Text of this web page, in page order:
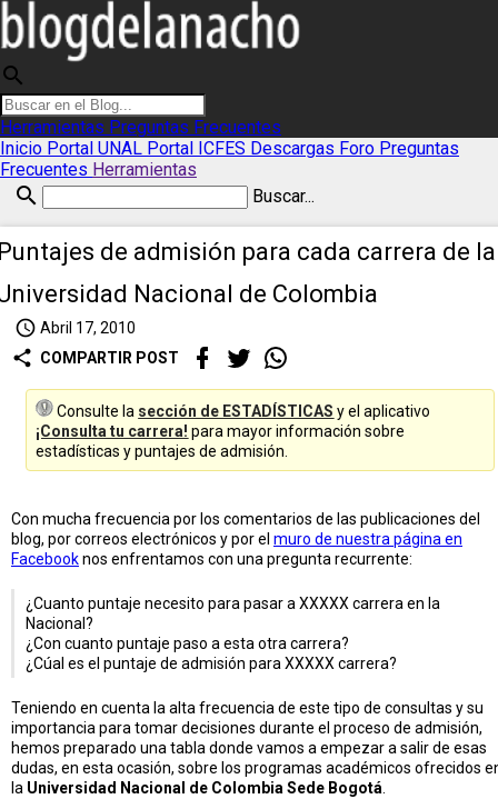
search
Herramientas Preguntas Frecuentes
Inicio Portal UNAL Portal ICFES Descargas Foro Preguntas
Frecuentes Herramientas
search Buscar...
de admisión para cada carrera de la
Nacional de Colombia
access_time Abril 17, 2010
share COMPARTIR POST
Consulte la sección de ESTADÍSTICAS y el aplicativo
¡Consulta tu carrera! para mayor información sobre
estadísticas y puntajes de admisión.
Con mucha frecuencia por los comentarios de las publicaciones del
blog, por correos electrónicos y por el muro de nuestra página en
Facebooknos enfrentamos con una pregunta recurrente:
¿Cuanto puntaje necesito para pasar a XXXXX carrera en la
Nacional?
¿Con cuanto puntaje paso a esta otra carrera?
¿Cúal es el puntaje de admisión para XXXXX carrera?
Teniendo en cuenta la alta frecuencia de este tipo de consultas y su
importancia para tomar decisiones durante el proceso de admisión,
hemos preparado una tabla donde vamos a empezar a salir de esas
dudas, en esta ocasión, sobre los programas académicos ofrecidos
la Universidad Nacional de Colombia Sede Bogotá